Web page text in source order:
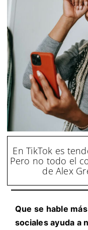
En TikTok es
Pero no todo el
de Alex
Que se hable
sociales ayuda a